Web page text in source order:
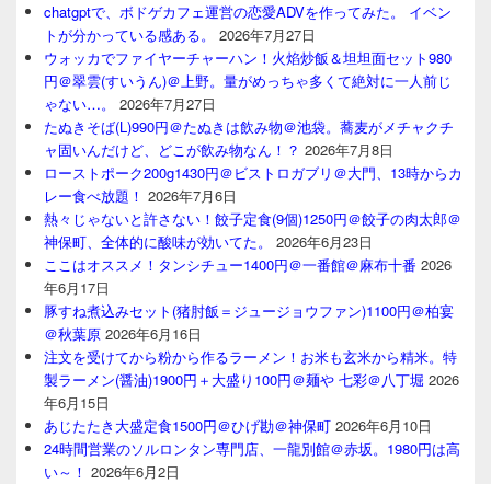
chatgptで、ボドゲカフェ運営の恋愛ADVを作ってみた。 イベン
トが分かっている感ある。
2026年7月27日
ウォッカでファイヤーチャーハン！火焰炒飯＆坦坦面セット980
円＠翠雲(すいうん)＠上野。量がめっちゃ多くて絶対に一人前じ
ゃない…。
2026年7月27日
たぬきそば(L)990円＠たぬきは飲み物＠池袋。蕎麦がメチャクチ
ャ固いんだけど、どこが飲み物なん！？ 2026年7月8日
ローストポーク200g1430円＠ビストロガブリ＠大門、13時からカ
レー食べ放題！ 2026年7月6日
熱々じゃないと許さない！餃子定食(9個)1250円＠餃子の肉太郎＠
神保町、全体的に酸味が効いてた。
2026年6月23日
ここはオススメ！タンシチュー1400円＠一番館＠麻布十番 2026
年6月17日
豚すね煮込みセット(猪肘飯＝ジュージョウファン)1100円＠柏宴
＠秋葉原 2026年6月16日
注文を受けてから粉から作るラーメン！お米も玄米から精米。特
製ラーメン(醤油)1900円＋大盛り100円＠麺や 七彩＠八丁堀 2026
年6月15日
あじたたき大盛定食1500円＠ひげ勘＠神保町 2026年6月10日
24時間営業のソルロンタン専門店、一龍別館＠赤坂。1980円は高
い～！ 2026年6月2日